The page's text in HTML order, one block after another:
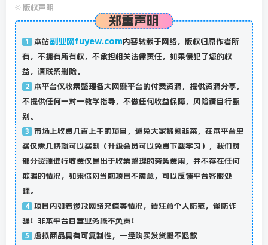
© 版权声明
郑重声明
1 本站副业网fuyew.com内容转载于网络，版权归原作者所
有，不拥有所有权，不承担相关法律责任，如果侵犯了您的权
益，请联系删除。
2 本平台仅收集整理各大网赚平台的付费资源，提供资源分享，
不提供任何一对一教学指导，不做任何收益保障，风险请自行甄
别。
3 市场上收费几百上千的项目，避免大家被割韭菜，在本平台单
买仅需几块就可以买到（升级会员可以免费下载学习），我们对
部分资源进行收费仅是出于收集整理的劳务费用，并不存在任何
欺骗的情况，如果你对当前项目不满意，可以反馈平台客服处
理。
4 项目内如若涉及网络充值等情况，请注意个人防范，谨防诈
骗！非本平台自营业务概不负责！
5 虚拟商品具有可复制性，一经购买发货概不退款